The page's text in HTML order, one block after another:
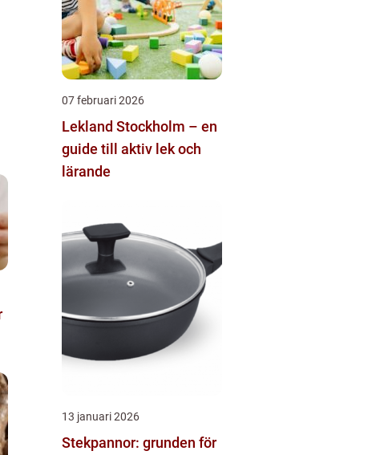
07 februari 2026
Lekland Stockholm – en
guide till aktiv lek och
lärande
13 januari 2026
Stekpannor: grunden för